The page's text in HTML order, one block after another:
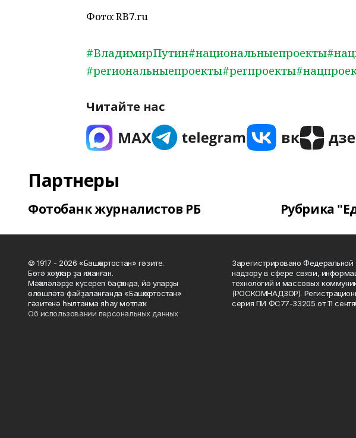
Фото: RB7.ru
#ВладимирПутин#национальныепроекты
#региональныепроекты#регпроекты
Читайте нас
Партнеры
Фотобанк журналистов РБ Рубрика
© 1917 - 2026 «Башҡортостан» гәзите.
Бөтә хоҡуҡтар ҙа яҡланған.
Мәҡәләләрҙе күсереп баҫҡанда, йә уларҙы
өлөшләтә файҙаланғанда «Башҡортостан»
гәзитенә һылтанма яһау мотлаҡ.
Об использовании персональных данных
Зарегистрировано
надзору в сфере связи,
технологий и массовых
(РОСКОМНАДЗОР).
серия ПИ ФС77-33205 от 11